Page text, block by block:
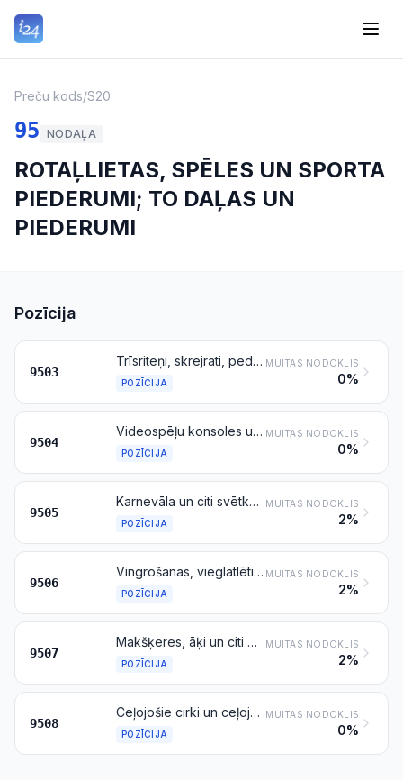
Preču kods/S20
95 NODAĻA
ROTAĻLIETAS, SPĒLES UN SPORTA
PIEDERUMI; TO DAĻAS UN
PIEDERUMI
Pozīcija
9503
Trīsriteņi, skrejrati, pedāļautomobiļi un tamlīdzīgi rotaļu braucamrīki ar riteņiem; leļļu ratiņi; lelles; citas rotaļlietas; samazināti modeļi (“mērogā”) un tamlīdzīgi izklaidei paredzēti modeļi, kustīgi vai nekustīgi; visu veidu mozaīkmīklas
POZĪCIJA
MUITAS NODOKLIS
0%
9504
Videospēļu konsoles un iekārtas, galda vai istabas spēles, ieskaitot mehāniski darbināmas, biljarda galdi, īpaši galdi kazino spēlēm un automātiskas ķegļu iekārtas, izklaides iekārtas, ko darbina ar monētām, banknotēm, bankas kartēm, žetoniem vai citādiem maksāšanas līdzekļiem
POZĪCIJA
MUITAS NODOKLIS
0%
9505
Karnevāla un citi svētku un izklaides izstrādājumi, ieskaitot priekšmetus burvju mākslas un triku rādīšanai
POZĪCIJA
MUITAS NODOKLIS
2%
9506
Vingrošanas, vieglatlētikas, smagatlētikas, citu sporta veidu (ieskaitot galda tenisu), brīvā dabā spēlējamo spēļu rīki un inventārs, kas citur šajā nodaļā nav minēts; peldbaseini un rotaļu baseini
POZĪCIJA
MUITAS NODOKLIS
2%
9507
Makšķeres, āķi un citi makšķerēšanas rīki; zivju tīkliņi, tīkli taureņu ķeršanai un tamlīdzīgi tīkli; mānekļi putnu atlējumu veidā (izņemot pozīcijā 9208 vai 9705 minētos) un tamlīdzīgi medību vai šaušanas piederumi
POZĪCIJA
MUITAS NODOKLIS
2%
9508
Ceļojošie cirki un ceļojošās zvērnīcas; atrakciju parku atrakcijas un ūdens atrakciju parku atrakcijas; gadatirgu atrakcijas, ietverot šautuves; ceļojošie teātri
POZĪCIJA
MUITAS NODOKLIS
0%